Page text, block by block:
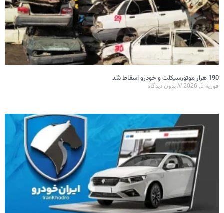
190 هزار موتورسیکلت و خودرو اسقاط شد
فوریه 1, 2026 بدون دیدگاه